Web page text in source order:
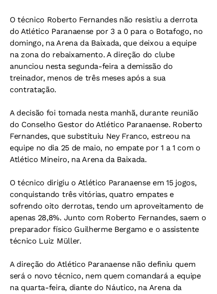
O técnico Roberto Fernandes não resistiu a derrota
do Atlético Paranaense por 3 a 0 para o Botafogo, no
domingo, na Arena da Baixada, que deixou a equipe
na zona do rebaixamento. A direção do clube
anunciou nesta segunda-feira a demissão do
treinador, menos de três meses após a sua
contratação.
A decisão foi tomada nesta manhã, durante reunião
do Conselho Gestor do Atlético Paranaense. Roberto
Fernandes, que substituiu Ney Franco, estreou na
equipe no dia 25 de maio, no empate por 1 a 1 com o
Atlético Mineiro, na Arena da Baixada.
O técnico dirigiu o Atlético Paranaense em 15 jogos,
conquistando três vitórias, quatro empates e
sofrendo oito derrotas, tendo um aproveitamento de
apenas 28,8%. Junto com Roberto Fernandes, saem o
preparador físico Guilherme Bergamo e o assistente
técnico Luiz Müller.
A direção do Atlético Paranaense não definiu quem
será o novo técnico, nem quem comandará a equipe
na quarta-feira, diante do Náutico, na Arena da